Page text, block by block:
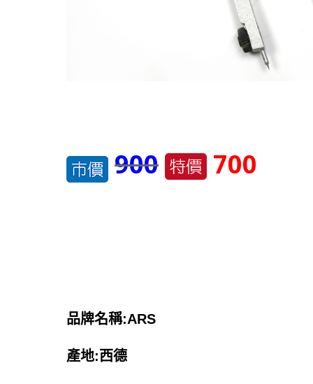
900 700
品牌名稱:ARS
產地:西德